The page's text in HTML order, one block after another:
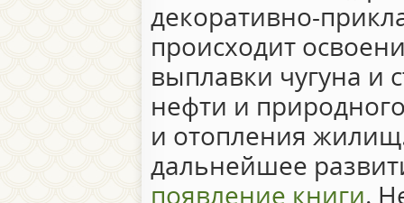
декоративно-
происходит
выплавки чугуна и
нефти и
и отопления
дальнейшее
появление книги.